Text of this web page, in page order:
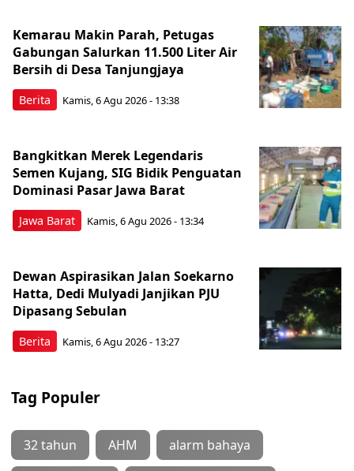
Berita
Kemarau Makin Parah, Petugas
Gabungan Salurkan 11.500 Liter Air
Bersih di Desa Tanjungjaya
Kamis, 6 Agu 2026 - 13:38
Jawa Barat
Bangkitkan Merek Legendaris
Semen Kujang, SIG Bidik Penguatan
Dominasi Pasar Jawa Barat
Kamis, 6 Agu 2026 - 13:34
Berita
Dewan Aspirasikan Jalan Soekarno
Hatta, Dedi Mulyadi Janjikan PJU
Dipasang Sebulan
Kamis, 6 Agu 2026 - 13:27
Tag Populer
32 tahun AHM alarm bahaya